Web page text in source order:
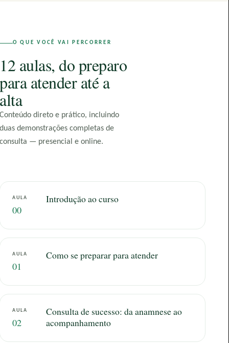
O QUE VOCÊ VAI PERCORRER
12 aulas, do preparo
para atender até a
alta
Conteúdo direto e prático, incluindo
duas demonstrações completas de
consulta — presencial e online.
AULA
00
Introdução ao curso
AULA
01
Como se preparar para atender
AULA
02
Consulta de sucesso: da anamnese ao
acompanhamento